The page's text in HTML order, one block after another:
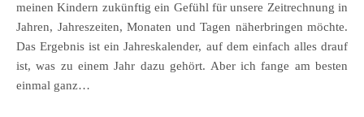
meinen Kindern zukünftig ein Gefühl für unsere Zeitrechnung in
Jahren, Jahreszeiten, Monaten und Tagen näherbringen möchte.
Das Ergebnis ist ein Jahreskalender, auf dem einfach alles drauf
ist, was zu einem Jahr dazu gehört. Aber ich fange am besten
einmal ganz…